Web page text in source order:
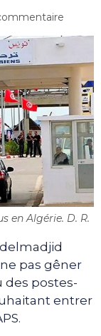
en Algérie. D. R.
pas gêner
des postes-
entrer